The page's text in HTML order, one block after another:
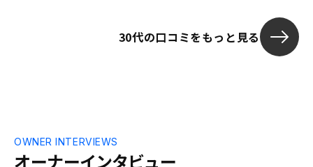
30代の口コミをもっと見る
オーナーインタビュー
OWNER INTERVIEWS